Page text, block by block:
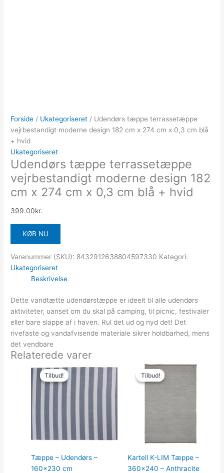
Forside / Ukategoriseret / Udendørs tæppe terrassetæppe
vejrbestandigt moderne design 182 cm x 274 cm x 0,3 cm blå
+ hvid
Ukategoriseret
Udendørs tæppe terrassetæppe
vejrbestandigt moderne design 182
cm x 274 cm x 0,3 cm blå + hvid
399.00kr.
KØB NU
Varenummer (SKU): 8432912638804597330 Kategori:
Ukategoriseret
Beskrivelse
Dette vandtætte udendørstæppe er ideelt til alle udendørs
aktiviteter, uanset om du skal på camping, til picnic, festivaler
eller bare slappe af i haven. Rul det ud og nyd det! Det
rivefaste og vandafvisende materiale sikrer holdbarhed, mens
det vendbare
Relaterede varer
Tilbud!
Tilbud!
Tæppe – Udendørs –
160×230 cm
oprindelige
pris
var:
aktuelle
pris
er:
Tilbud!
Tilbud!
Kartell K-LIM Tæppe –
360×240 – Anthracite
Den